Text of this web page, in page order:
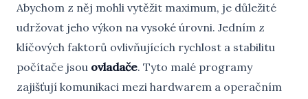
Abychom z něj mohli vytěžit maximum, je důležité
udržovat jeho výkon na vysoké úrovni. Jedním z
klíčových faktorů ovlivňujících rychlost a stabilitu
počítače jsou ovladače. Tyto malé programy
zajišťují komunikaci mezi hardwarem a operačním